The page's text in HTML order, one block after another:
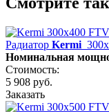
Радиатор Kermi
Номинальная
Стоимость:
5 908 руб.
Заказать